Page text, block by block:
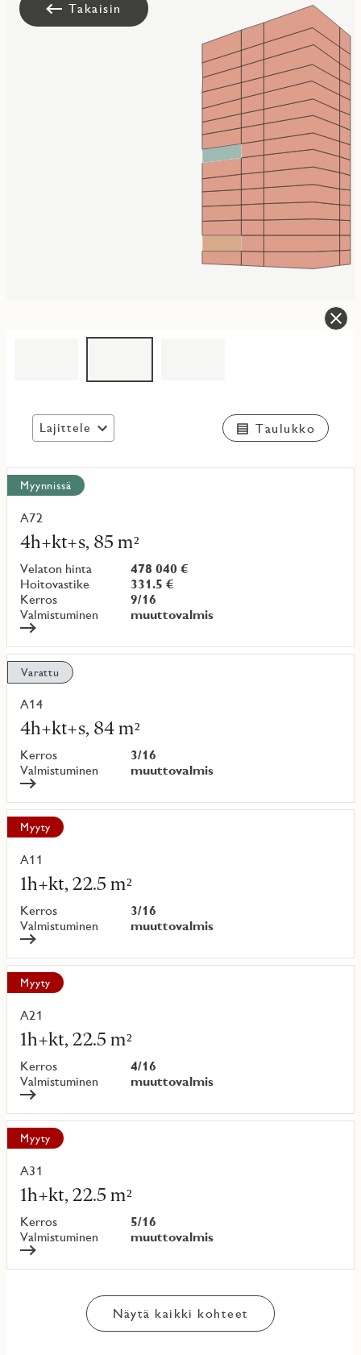
Takaisin
Lajittele Taulukko
Näytä
kaikki
kohteet
Myynnissä
A72
4h+kt+s, 85 m²
Velaton hinta
478 040 €
Hoitovastike
331.5 €
Kerros
9/16
Valmistuminen
muuttovalmis
Lue
lisää
kohteesta
Varattu
A14
4h+kt+s, 84 m²
Kerros
3/16
Valmistuminen
muuttovalmis
Lue
lisää
kohteesta
Myyty
A11
1h+kt, 22.5 m²
Kerros
3/16
Valmistuminen
muuttovalmis
Lue
lisää
kohteesta
Myyty
A21
1h+kt, 22.5 m²
Kerros
4/16
Valmistuminen
muuttovalmis
Lue
lisää
kohteesta
Myyty
A31
1h+kt, 22.5 m²
Kerros
5/16
Valmistuminen
muuttovalmis
Lue
lisää
kohteesta
Näytä kaikki kohteet